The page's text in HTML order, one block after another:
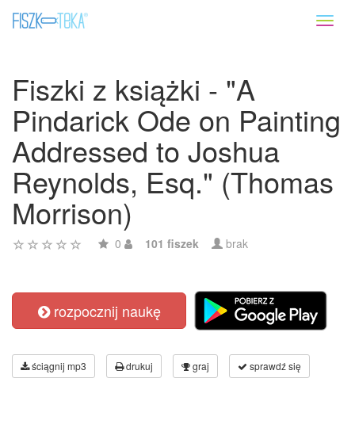
Fiszki z książki - "A
Pindarick Ode on Painting
Addressed to Joshua
Reynolds, Esq." (Thomas
Morrison)
0 101 fiszek brak
rozpocznij naukę
ściągnij mp3 drukuj graj sprawdź się